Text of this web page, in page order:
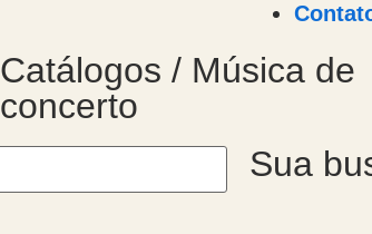
Catálogos / Música de
concerto
Sua